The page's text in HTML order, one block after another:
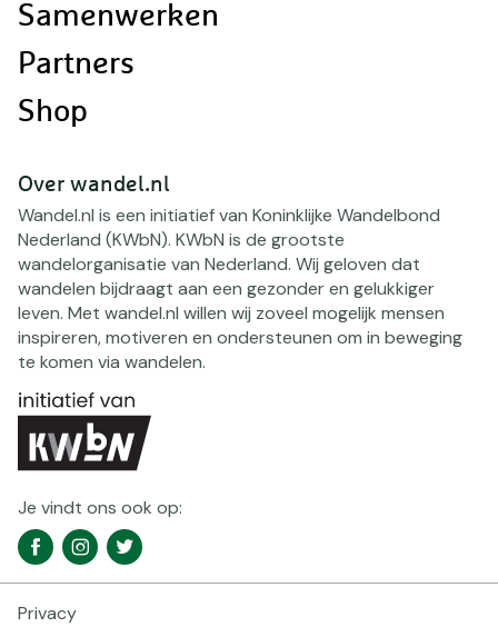
Samenwerken
Partners
Shop
Over wandel.nl
Wandel.nl is een initiatief van Koninklijke Wandelbond
Nederland (KWbN). KWbN is de grootste
wandelorganisatie van Nederland. Wij geloven dat
wandelen bijdraagt aan een gezonder en gelukkiger
leven. Met wandel.nl willen wij zoveel mogelijk mensen
inspireren, motiveren en ondersteunen om in beweging
te komen via wandelen.
Je vindt ons ook op:
Social
media
FacebookInstagramTwitter
Footer
Privacy